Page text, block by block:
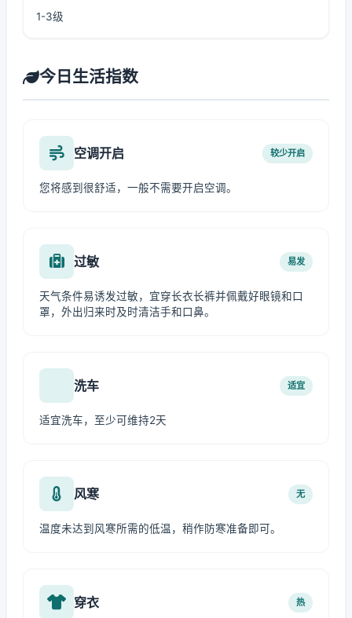
1-3级
今日生活指数
空调开启 较少开启
您将感到很舒适，一般不需要开启空调。
过敏 易发
天气条件易诱发过敏，宜穿长衣长裤并佩戴好眼镜和口
罩，外出归来时及时清洁手和口鼻。
洗车 适宜
适宜洗车，至少可维持2天
风寒 无
温度未达到风寒所需的低温，稍作防寒准备即可。
穿衣 热